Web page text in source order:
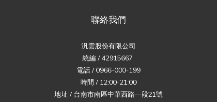
聯絡我們
汎雲股份有限公司
統編 / 42915667
電話 / 0966-000-199
時間 / 12:00-21:00
地址 / 台南市南區中華西路一段21號